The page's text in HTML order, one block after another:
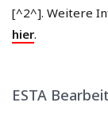
[^2^]. Weitere
hier.
ESTA